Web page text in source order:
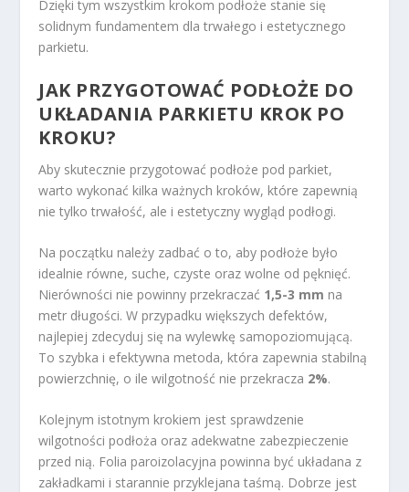
Dzięki tym wszystkim krokom podłoże stanie się
solidnym fundamentem dla trwałego i estetycznego
parkietu.
JAK PRZYGOTOWAĆ PODŁOŻE DO
UKŁADANIA PARKIETU KROK PO
KROKU?
Aby skutecznie przygotować podłoże pod parkiet,
warto wykonać kilka ważnych kroków, które zapewnią
nie tylko trwałość, ale i estetyczny wygląd podłogi.
Na początku należy zadbać o to, aby podłoże było
idealnie równe, suche, czyste oraz wolne od pęknięć.
Nierówności nie powinny przekraczać 1,5-3 mm na
metr długości. W przypadku większych defektów,
najlepiej zdecyduj się na wylewkę samopoziomującą.
To szybka i efektywna metoda, która zapewnia stabilną
powierzchnię, o ile wilgotność nie przekracza 2%.
Kolejnym istotnym krokiem jest sprawdzenie
wilgotności podłoża oraz adekwatne zabezpieczenie
przed nią. Folia paroizolacyjna powinna być układana z
zakładkami i starannie przyklejana taśmą. Dobrze jest